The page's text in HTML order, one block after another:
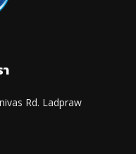
Rd. Ladpraw